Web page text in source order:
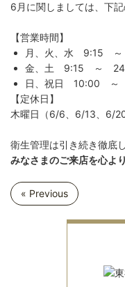
6月に関しましては、下
【営業時間】
月、火、水 9:15 ～
金、土 9:15 ～
日、祝日 10:00 ～
【定休日】
木曜日（6/6、6/13、6/
衛生管理は引き続き徹底
みなさまのご来店を心よ
« Previous